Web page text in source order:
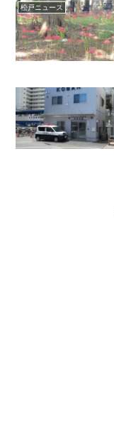
松戸ニュース